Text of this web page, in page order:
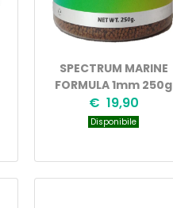
SPECTRUM MARINE
FORMULA 1mm 250g
€ 19,90
Disponibile